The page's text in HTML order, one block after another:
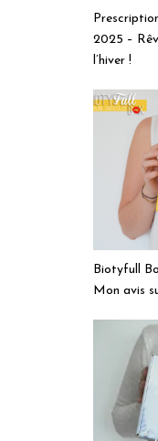
2025 –
l’hiver !
Biotyfull
Mon avis